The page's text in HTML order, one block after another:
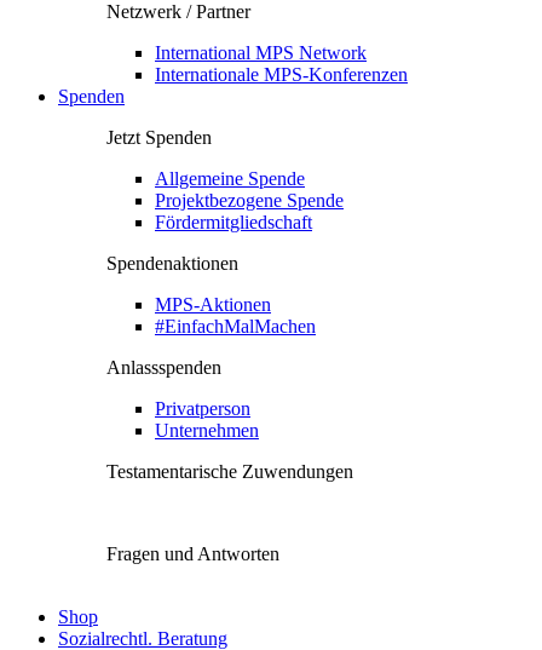
Netzwerk / Partner
International MPS Network
Internationale MPS-Konferenzen
Spenden
Jetzt Spenden
Allgemeine Spende
Projektbezogene Spende
Fördermitgliedschaft
Spendenaktionen
MPS-Aktionen
#EinfachMalMachen
Anlassspenden
Privatperson
Unternehmen
Testamentarische Zuwendungen
Fragen und Antworten
Shop
Sozialrechtl. Beratung